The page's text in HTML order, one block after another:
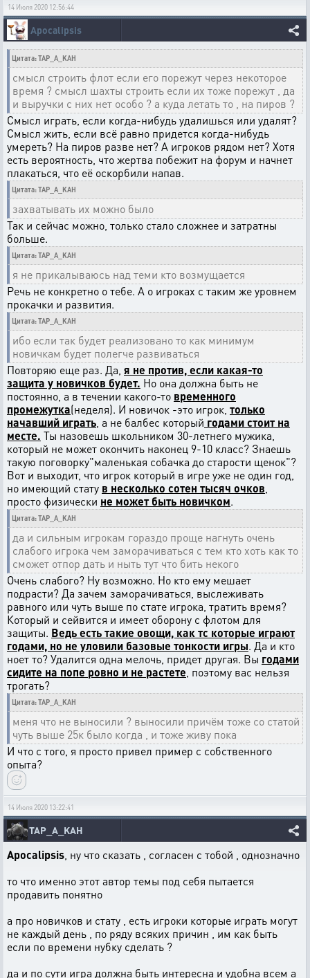
14 Июля 2020 12:56:44
Apocalipsis
Цитата: TAP_A_KAH
смысл строить флот если его порежут через некоторое
время ? смысл шахты строить если их тоже порежут , да
и выручки с них нет особо ? а куда летать то , на пиров ?
Смысл играть, если когда-нибудь удалишься или удалят?
Смысл жить, если всё равно придется когда-нибудь
умереть? На пиров разве нет? А игроков рядом нет? Хотя
есть вероятность, что жертва побежит на форум и начнет
плакаться, что её оскорбили напав.
Цитата: TAP_A_KAH
захватывать их можно было
Так и сейчас можно, только стало сложнее и затратны
больше.
Цитата: TAP_A_KAH
я не прикалываюсь над теми кто возмущается
Речь не конкретно о тебе. А о игроках с таким же уровнем
прокачки и развития.
Цитата: TAP_A_KAH
ибо если так будет реализовано то как минимум
новичкам будет полегче развиваться
Повторяю еще раз. Да, я не против, если какая-то
защита у новичков будет. Но она должна быть не
постоянно, а в течении какого-то временного
промежутка(неделя). И новичок -это игрок, только
начавший играть , а не балбес который годами стоит на
месте. Ты назовешь школьником 30-летнего мужика,
который не может окончить наконец 9-10 класс? Знаешь
такую поговорку"маленькая собачка до старости щенок"?
Вот и выходит, что игрок который в игре уже не один год,
но имеющий стату в несколько сотен тысяч очков
просто физически не может быть новичком.
Цитата: TAP_A_KAH
да и сильным игрокам гораздо проще нагнуть очень
слабого игрока чем заморачиваться с тем кто хоть как то
сможет отпор дать и ныть тут что бить некого
Очень слабого? Ну возможно. Но кто ему мешает
подрасти? Да зачем заморачиваться, выслеживать
равного или чуть выше по стате игрока, тратить время?
Который и сейвится и имеет оборону с флотом для
защиты. Ведь есть такие овощи, как тс которые играют
годами, но не уловили базовые тонкости игры. Да и кто
ноет то? Удалится одна мелочь, придет другая. Вы годами
сидите на попе ровно и не растете , поэтому вас нельзя
трогать?
Цитата: TAP_A_KAH
меня что не выносили ? выносили причём тоже со статой
чуть выше 25к было когда , и тоже живу пока
И что с того, я просто привел пример с собственного
опыта?
14 Июля 2020 13:22:41
TAP_A_KAH
Apocalipsis , ну что сказать , согласен с тобой , однозначно
то что именно этот автор темы под себя пытается
продавить понятно
а про новичков и стату , есть игроки которые играть могут
не каждый день , по ряду всяких причин , им как быть
если по времени нубку сделать ?
да и по сути игра должна быть интересна и удобна всем а